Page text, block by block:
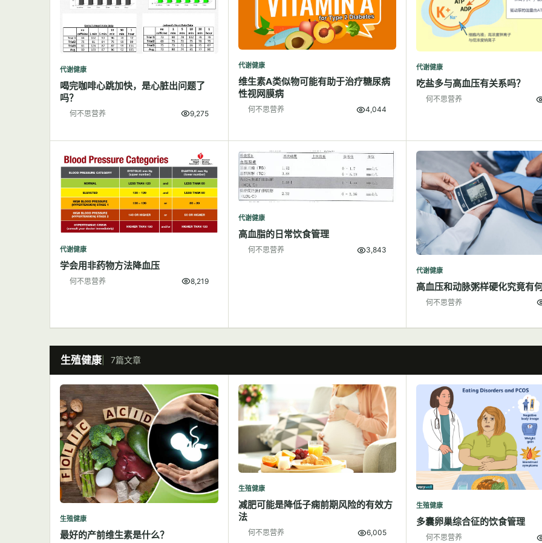
代谢健康
喝完咖啡心跳加快，是心脏出问题了
吗？
何不思营养 9,275
代谢健康
维生素A类似物可能有助于治疗糖尿病
性视网膜病
何不思营养 4,044
代谢健康
吃盐多与高血压有关系吗？
何不思营养
代谢健康
学会用非药物方法降血压
何不思营养 8,219
代谢健康
高血脂的日常饮食管理
何不思营养 3,843
代谢健康
高血压和动脉粥样硬化究竟有
何不思营养
生殖健康 7篇文章
生殖健康
最好的产前维生素是什么？
生殖健康
减肥可能是降低子痫前期风险的有效方
法
何不思营养 6,005
生殖健康
多囊卵巢综合征的饮食管理
何不思营养